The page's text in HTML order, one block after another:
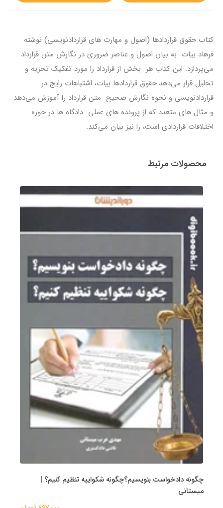
کتاب حقوق قراردادها (اصول و مهارت های قراردادنویسی) نوشته
فرهاد بیات به بیان اصول و عناصر ضروری در نگارش متن قرارداد
می‌پردازد. این کتاب هر بخش از قرارداد را مورد تفکیک تجزیه و
تحلیل قرار می‌دهد.حقوق قراردادها بیات، اشتباهات رایج در
قراردادنویسی و نحوه نگارش صحیح متن قرارداد را آموزش می‌دهد
و مثال های متعدد که از پرونده های عملی دادگاه ها در حوزه
اختلافات قراردادی است، را نیز بیان می‌کند.
محصولات مرتبط
چگونه دادخواست بنویسیم؟چگونه شکواییه تنظیم کنیم؟ |
میستانی